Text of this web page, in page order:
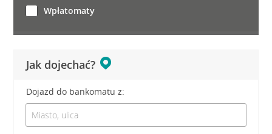
Jak dojechać?
Dojazd do bankomatu z:
Wpłatomaty